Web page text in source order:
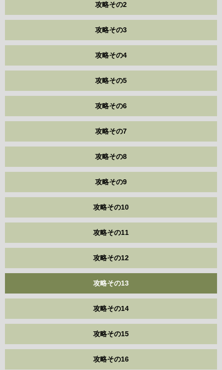
攻略その2
攻略その3
攻略その4
攻略その5
攻略その6
攻略その7
攻略その8
攻略その9
攻略その10
攻略その11
攻略その12
攻略その13
攻略その14
攻略その15
攻略その16